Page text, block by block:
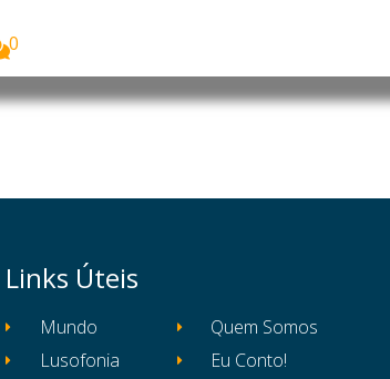
0
Links Úteis
Mundo
Lusofonia
Quem Somos
Eu Conto!